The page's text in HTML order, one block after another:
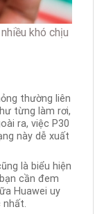
khó chịu
thường liên
từng làm rơi,
ra, việc P30
này dễ xuất
là biểu hiện
cần đem
Huawei uy
nhất.